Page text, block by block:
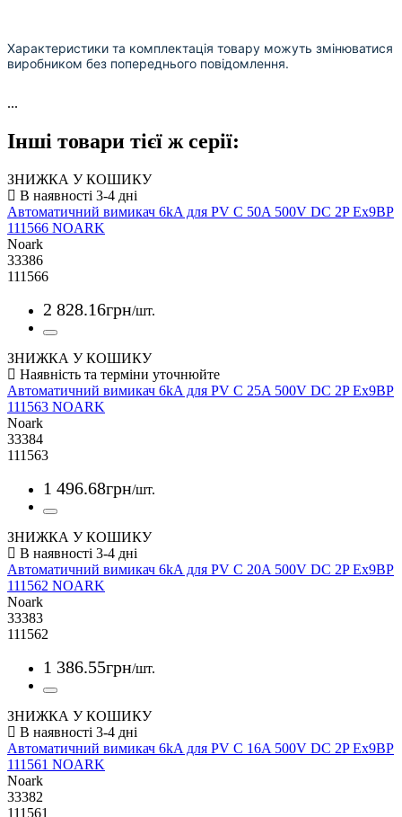
Характеристики та комплектація товару можуть змінюватися
виробником без попереднього повідомлення.
...
Інші товари тієї ж серії:
ЗНИЖКА У КОШИКУ
Автоматичний вимикач 6kA для PV C 50A 500V DC 2P Ex9BP
111566 NOARK
Noark
33386
111566
2 828.16грн/шт.
ЗНИЖКА У КОШИКУ
Автоматичний вимикач 6kA для PV C 25A 500V DC 2P Ex9BP
111563 NOARK
Noark
33384
111563
1 496.68грн/шт.
ЗНИЖКА У КОШИКУ
Автоматичний вимикач 6kA для PV C 20A 500V DC 2P Ex9BP
111562 NOARK
Noark
33383
111562
1 386.55грн/шт.
ЗНИЖКА У КОШИКУ
Автоматичний вимикач 6kA для PV C 16A 500V DC 2P Ex9BP
111561 NOARK
Noark
33382
111561